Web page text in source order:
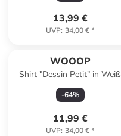
13,99 €
UVP: 34,00 €*
WOOOP
Shirt "Dessin Petit" in Weiß
-64%
11,99 €
UVP: 34,00 €*